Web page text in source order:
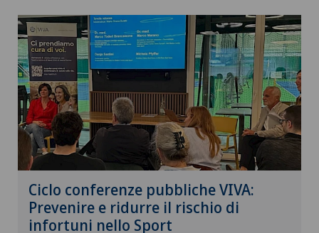
Cardiologia
Cardiologia interventistica
Check-up
Check-up per donne
Check-up per gli atleti
Ciclo conferenze pubbliche VIVA:
Prevenire e ridurre il rischio di
infortuni nello Sport